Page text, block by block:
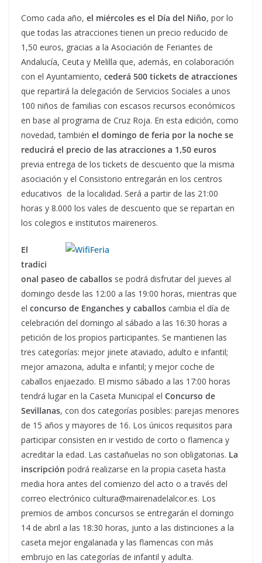
Como cada año, el miércoles es el Día del Niño, por lo
que todas las atracciones tienen un precio reducido de
1,50 euros, gracias a la Asociación de Feriantes de
Andalucía, Ceuta y Melilla que, además, en colaboración
con el Ayuntamiento, cederá 500 tickets de atracciones
que repartirá la delegación de Servicios Sociales a unos
100 niños de familias con escasos recursos económicos
en base al programa de Cruz Roja. En esta edición, como
novedad, también el domingo de feria por la noche se
reducirá el precio de las atracciones a 1,50 euros
previa entrega de los tickets de descuento que la misma
asociación y el Consistorio entregarán en los centros
educativos de la localidad. Será a partir de las 21:00
horas y 8.000 los vales de descuento que se repartan en
los colegios e institutos maireneros.
El
tradici
onal paseo de caballos se podrá disfrutar del jueves al
domingo desde las 12:00 a las 19:00 horas, mientras que
el concurso de Enganches y caballos cambia el día de
celebración del domingo al sábado a las 16:30 horas a
petición de los propios participantes. Se mantienen las
tres categorías: mejor jinete ataviado, adulto e infantil;
mejor amazona, adulta e infantil; y mejor coche de
caballos enjaezado. El mismo sábado a las 17:00 horas
tendrá lugar en la Caseta Municipal el Concurso de
Sevillanas, con dos categorías posibles: parejas menores
de 15 años y mayores de 16. Los únicos requisitos para
participar consisten en ir vestido de corto o flamenca y
acreditar la edad. Las castañuelas no son obligatorias. La
inscripción podrá realizarse en la propia caseta hasta
media hora antes del comienzo del acto o a través del
correo electrónico cultura@mairenadelalcor.es. Los
premios de ambos concursos se entregarán el domingo
14 de abril a las 18:30 horas, junto a las distinciones a la
caseta mejor engalanada y las flamencas con más
embrujo en las categorías de infantil y adulta.